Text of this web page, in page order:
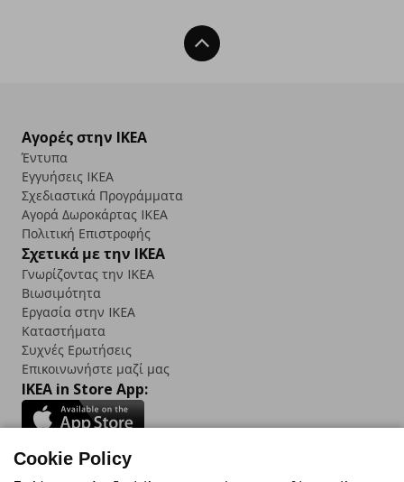
Back To Top
Αγορές στην IKEA
Έντυπα
Εγγυήσεις IKEA
Σχεδιαστικά Προγράμματα
Αγορά Δωρoκάρτας IKEA
Πολιτική Επιστροφής
Σχετικά με την IKEA
Γνωρίζοντας την IKEA
Βιωσιμότητα
Εργασία στην IKEA
Καταστήματα
Συχνές Ερωτήσεις
Επικοινωνήστε μαζί μας
IKEA in Store App:
Cookie Policy